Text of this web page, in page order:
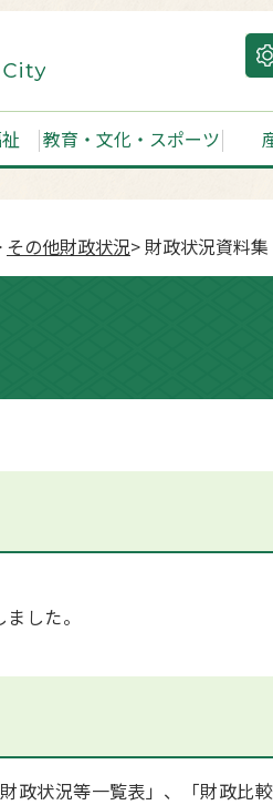
教育・文化・スポーツ
その他財政状況> 財政状況資料集
した。
政状況等一覧表」、「財政比